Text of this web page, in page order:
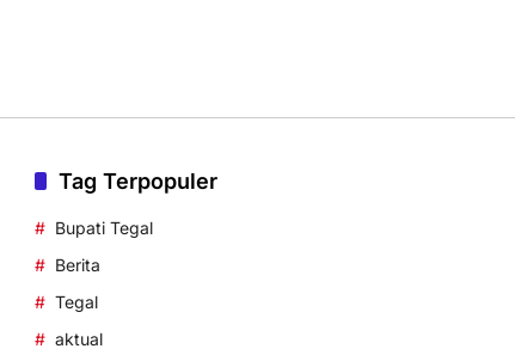
Tag Terpopuler
Bupati Tegal
Berita
Tegal
aktual